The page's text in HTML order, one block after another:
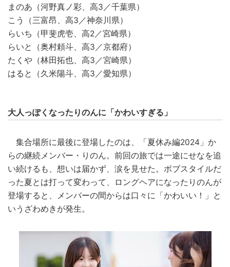
まのあ（河野真ノ彩、高3／千葉県）
こう（三富昂、高3／神奈川県）
らいち（甲斐虎壱、高2／宮崎県）
らいと（奥村頼斗、高3／京都府）
たくや（林田拓也、高3／宮崎県）
はると（久米陽斗、高3／愛知県）
大人っぽくなったりのんに「かわいすぎる」
集合場所に最後に登場したのは、「夏休み編2024」か
らの継続メンバー・りのん。前回の旅では一途にせなを追
い続けるも、想いは届かず、涙を見せた。ボブスタイルだ
った夏とは打って変わって、ロングヘアになったりのんが
登場すると、メンバーの間からは口々に「かわいい！」と
いうざわめきが発生。